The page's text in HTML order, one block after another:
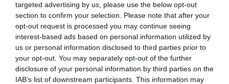
targeted advertising by us, please use the below opt-out
section to confirm your selection. Please note that after your
opt-out request is processed you may continue seeing
interest-based ads based on personal information utilized by
us or personal information disclosed to third parties prior to
your opt-out. You may separately opt-out of the further
disclosure of your personal information by third parties on the
IAB’s list of downstream participants. This information may